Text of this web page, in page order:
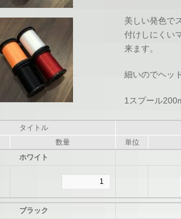
美しい発色で
付けしにくい
来ます。
細いのでヘッ
1スプール
タイトル
数量 単位
ホワイト
ブラック